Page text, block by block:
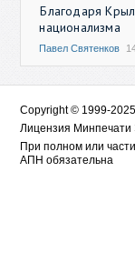
Благодаря
национализма
Павел Святенков
Copyright © 1999-
Лицензия
При полном или
АПН обязательна